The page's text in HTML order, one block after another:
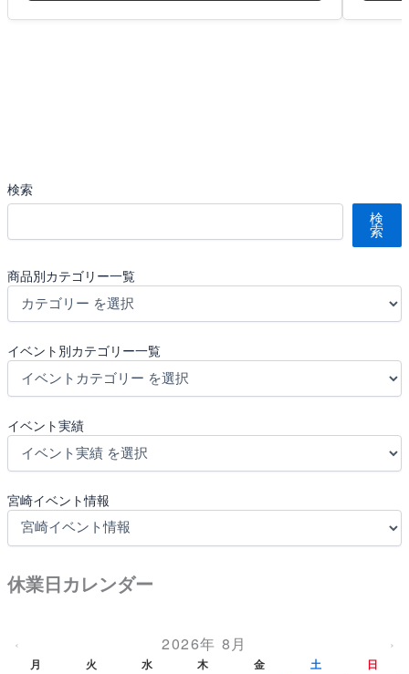
検索
検
索
商品別カテゴリー一覧
イベント別カテゴリー一覧
イベント実績
宮崎イベント情報
休業日カレンダー
‹ 2026年 8月 ›
月 火 水 木 金 土 日